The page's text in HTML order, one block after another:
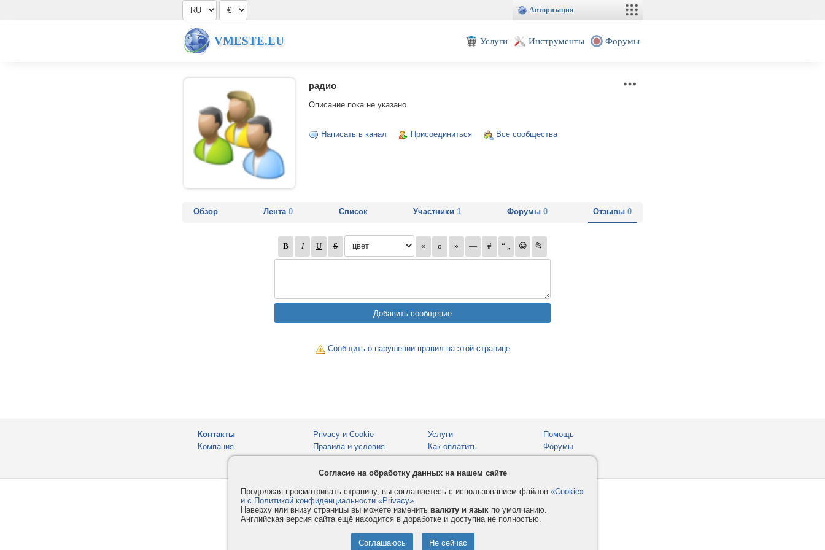
Авторизация
VMESTE.EU Услуги Инструменты Форумы
радио
Описание пока не указано
Написать в канал Присоединиться Все сообщества
Обзор Лента0 Список Участники1 Форумы 0 Отзывы 0
Сообщить о нарушении правил на этой странице
Контакты
Компания
Privacy и Cookie
Правила и условия
Услуги
Как оплатить
Помощь
Форумы
Согласие на обработку данных на нашем сайте
Продолжая просматривать страницу, вы соглашаетесь с использованием файлов «Cookie»
и с Политикой конфиденциальности «Privacy».
Наверху или внизу страницы вы можете изменить валюту и язык по умолчанию.
Английская версия сайта ещё находится в доработке и доступна не полностью.